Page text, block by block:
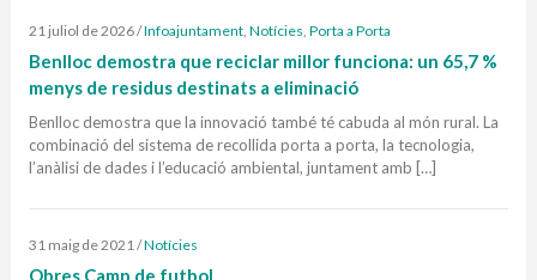
21 juliol de 2026/Infoajuntament, Notícies, Porta a Porta
Benlloc demostra que reciclar millor funciona: un 65,7 %
menys de residus destinats a eliminació
Benlloc demostra que la innovació també té cabuda al món rural. La
combinació del sistema de recollida porta a porta, la tecnologia,
l’anàlisi de dades i l’educació ambiental, juntament amb […]
31 maig de 2021/Notícies
Obres Camp de futbol